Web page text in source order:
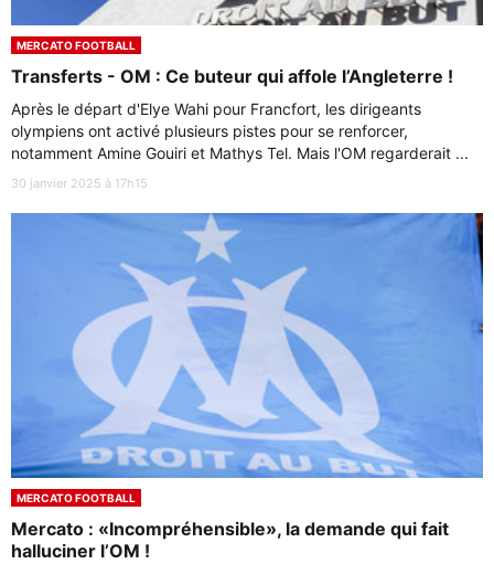
MERCATO FOOTBALL
Transferts - OM : Ce buteur qui affole l’Angleterre !
Après le départ d'Elye Wahi pour Francfort, les dirigeants
olympiens ont activé plusieurs pistes pour se renforcer,
notamment Amine Gouiri et Mathys Tel. Mais l'OM regarderait ...
30 janvier 2025 à 17h15
MERCATO FOOTBALL
Mercato : «Incompréhensible», la demande qui fait
halluciner l’OM !